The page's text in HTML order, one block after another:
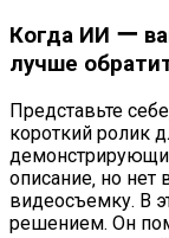
Когда ИИ ー
лучше
Представьте
короткий ролик
описание‚ но
видеосъемку. В
решением. Он